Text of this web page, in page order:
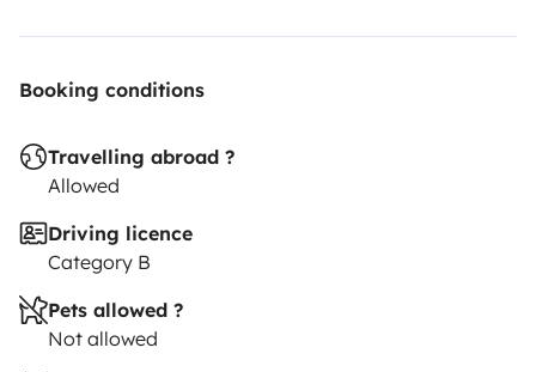
Booking conditions
Travelling abroad ?
Allowed
Driving licence
Category B
Pets allowed ?
Not allowed